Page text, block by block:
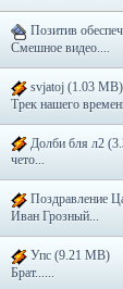
Позитив
Смешное видео....
svjatoj (1.03 MB)
Трек нашего
Долби бля л2
чето...
Поздравление
Иван Грозный...
Упс (9.21 MB)
Брат......